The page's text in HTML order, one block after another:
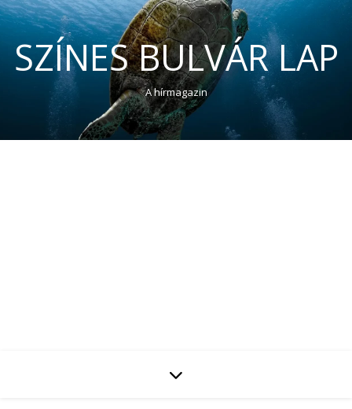
SZÍNES BULVÁR LAP
A hírmagazin